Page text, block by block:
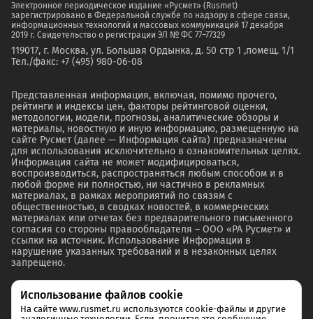
Электронное периодическое издание «Русмет» (Rusmet)
зарегистрировано в Федеральной службе по надзору в сфере связи,
информационных технологий и массовых коммуникаций 17 декабря
2019 г. Свидетельство о регистрации ЭЛ № ФС 77–77329
119017, г. Москва, ул. Большая Ордынка, д. 50 стр 1 ,помещ. 1/1
Тел./факс: +7 (495) 980-06-08
Представленная информация, включая, помимо прочего,
рейтинги и индексы цен, факторы рейтинговой оценки,
методологии, модели, прогнозы, аналитические обзоры и
материалы, новостную и иную информацию, размещенную на
сайте Русмет (далее — Информация сайта) предназначены
для использования исключительно в ознакомительных целях.
Информация сайта не может модифицироваться,
воспроизводиться, распространяться любым способом и в
любой форме ни полностью, ни частично в рекламных
материалах, в рамках мероприятий по связям с
общественностью, в сводках новостей, в коммерческих
материалах или отчетах без предварительного письменного
согласия со стороны правообладателя – ООО «РА Русмет» и
ссылки на источник. Использование Информации в
нарушение указанных требований и в незаконных целях
запрещено.
Использование файлов cookie
На сайте www.rusmet.ru используются cookie-файлы и другие